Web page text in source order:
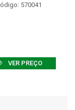
570041
VER PREÇO